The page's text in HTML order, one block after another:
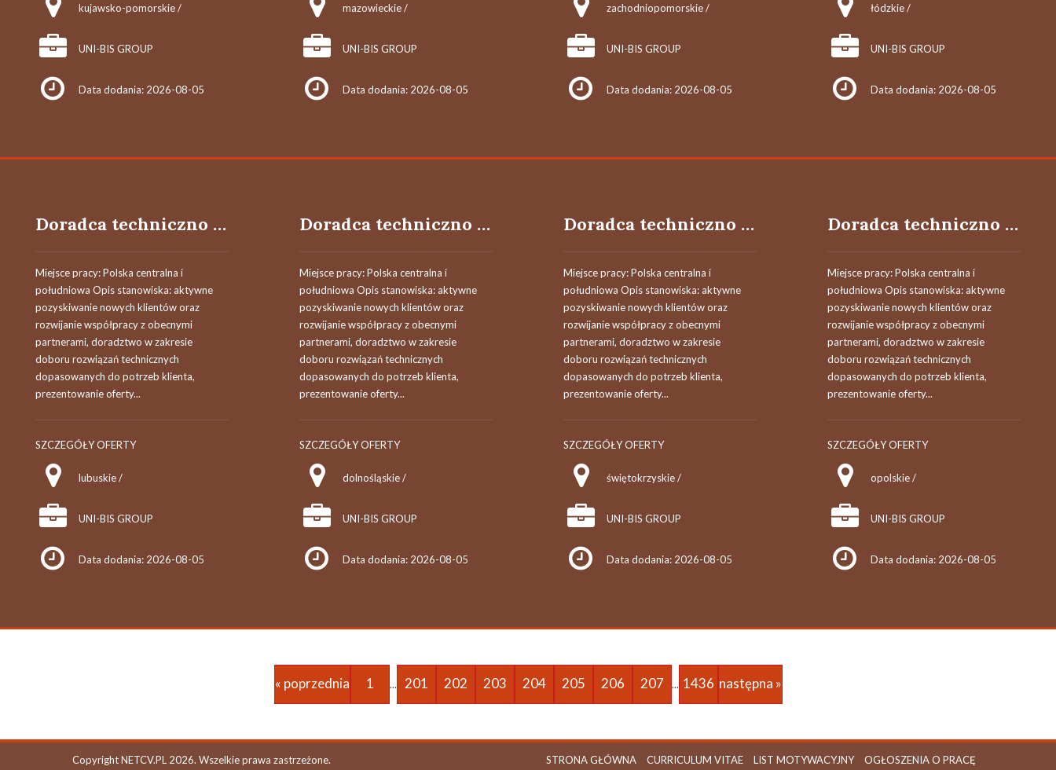
kujawsko-pomorskie /
UNI-BIS GROUP
Data dodania: 2026-08-05
mazowieckie /
UNI-BIS GROUP
Data dodania: 2026-08-05
zachodniopomorskie /
UNI-BIS GROUP
Data dodania: 2026-08-05
łódzkie /
UNI-BIS GROUP
Data dodania: 2026-08-05
Doradca techniczno - handlowy / Doradczyni techniczno - handlowa
Miejsce pracy: Polska centralna i
południowa Opis stanowiska: aktywne
pozyskiwanie nowych klientów oraz
rozwijanie współpracy z obecnymi
partnerami, doradztwo w zakresie
doboru rozwiązań technicznych
dopasowanych do potrzeb klienta,
prezentowanie oferty...
SZCZEGÓŁY OFERTY
lubuskie /
UNI-BIS GROUP
Data dodania: 2026-08-05
Doradca techniczno - handlowy / Doradczyni techniczno - handlowa
Miejsce pracy: Polska centralna i
południowa Opis stanowiska: aktywne
pozyskiwanie nowych klientów oraz
rozwijanie współpracy z obecnymi
partnerami, doradztwo w zakresie
doboru rozwiązań technicznych
dopasowanych do potrzeb klienta,
prezentowanie oferty...
SZCZEGÓŁY OFERTY
dolnośląskie /
UNI-BIS GROUP
Data dodania: 2026-08-05
Doradca techniczno - handlowy / Doradczyni techniczno - handlowa
Miejsce pracy: Polska centralna i
południowa Opis stanowiska: aktywne
pozyskiwanie nowych klientów oraz
rozwijanie współpracy z obecnymi
partnerami, doradztwo w zakresie
doboru rozwiązań technicznych
dopasowanych do potrzeb klienta,
prezentowanie oferty...
SZCZEGÓŁY OFERTY
świętokrzyskie /
UNI-BIS GROUP
Data dodania: 2026-08-05
Doradca techniczno - handlowy / Doradczyni techniczno - handlowa
Miejsce pracy: Polska centralna i
południowa Opis stanowiska: aktywne
pozyskiwanie nowych klientów oraz
rozwijanie współpracy z obecnymi
partnerami, doradztwo w zakresie
doboru rozwiązań technicznych
dopasowanych do potrzeb klienta,
prezentowanie oferty...
SZCZEGÓŁY OFERTY
opolskie /
UNI-BIS GROUP
Data dodania: 2026-08-05
« poprzednia 1 ... 201 202 203 204 205 206 207 ... 1436 następna »
Copyright NETCV.PL 2026. Wszelkie prawa zastrzeżone. STRONA GŁÓWNA CURRICULUM VITAE LIST MOTYWACYJNY OGŁOSZENIA O PRACĘ